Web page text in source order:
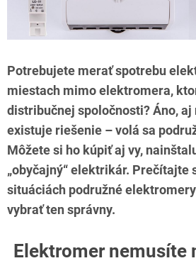
Potrebujete merať spotrebu
miestach mimo elektromera,
distribučnej spoločnosti? Áno,
existuje riešenie – volá sa
Môžete si ho kúpiť aj vy,
„obyčajný“ elektrikár. Prečítajte
situáciách podružné
vybrať ten správny.
Elektromer nemusíte